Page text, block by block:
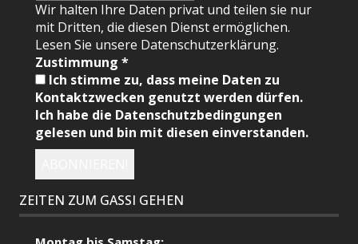
Wir halten Ihre Daten privat und teilen sie nur
mit Dritten, die diesen Dienst ermöglichen.
Lesen Sie unsere Datenschutzerklärung.
Zustimmung*
Ich stimme zu, dass meine Daten zu
Kontaktzwecken genutzt werden dürfen.
Ich habe die Datenschutzbedingungen
gelesen und bin mit diesen einverstanden.
ZEITEN ZUM GASSI GEHEN